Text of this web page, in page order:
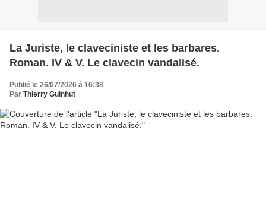
La Juriste, le claveciniste et les barbares.
Roman. IV & V. Le clavecin vandalisé.
Publié le 26/07/2026 à 16:38
Par Thierry Guinhut